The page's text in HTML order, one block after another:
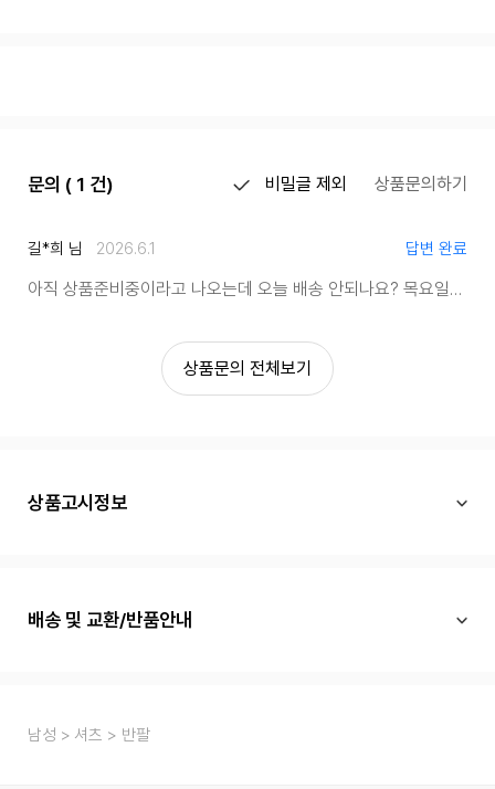
문의 ( 1 건) 비밀글 제외 상품문의하기
길*희 님 2026.6.1 답변 완료
아직 상품준비중이라고 나오는데 오늘 배송 안되나요? 목요일전에 꼭 받아야하는데요..
상품문의 전체보기
상품고시정보
배송 및 교환/반품안내
남성 셔츠 반팔